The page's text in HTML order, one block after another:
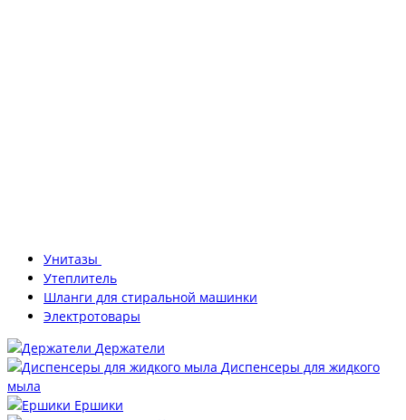
Унитазы
Утеплитель
Шланги для стиральной машинки
Электротовары
Держатели
Диспенсеры для жидкого
мыла
Ершики